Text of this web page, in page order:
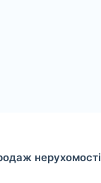
нерухомості